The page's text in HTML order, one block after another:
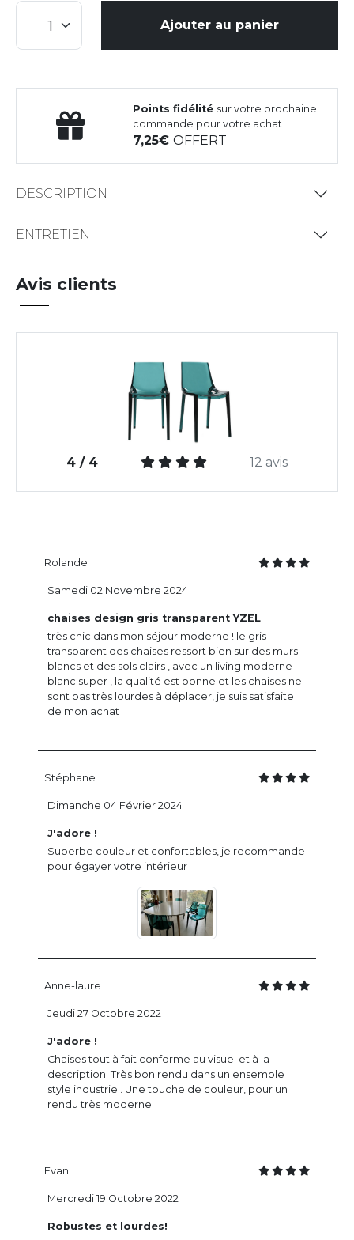
Ajouter au panier
Points fidélité sur votre prochaine
commande pour votre achat
7,25OFFERT
DESCRIPTION
ENTRETIEN
Avis clients
4 / 4 12 avis
Rolande
chaises design gris transparent YZEL
très chic dans mon séjour moderne ! le gris
transparent des chaises ressort bien sur des murs
blancs et des sols clairs , avec un living moderne
blanc super , la qualité est bonne et les chaises ne
sont pas très lourdes à déplacer, je suis satisfaite
de mon achat
Samedi 02 Novembre 2024
Stéphane
J'adore !
Superbe couleur et confortables, je recommande
pour égayer votre intérieur
Dimanche 04 Février 2024
Anne-laure
J'adore !
Chaises tout à fait conforme au visuel et à la
description. Très bon rendu dans un ensemble
style industriel. Une touche de couleur, pour un
rendu très moderne
Jeudi 27 Octobre 2022
Evan
Robustes et lourdes!
Mercredi 19 Octobre 2022